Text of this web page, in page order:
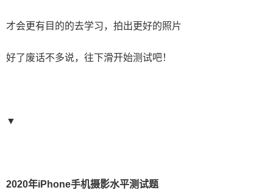
才会更有目的的去学习，拍出更好的照片
好了废话不多说，往下滑开始测试吧！
▼
2020年iPhone手机摄影水平测试题